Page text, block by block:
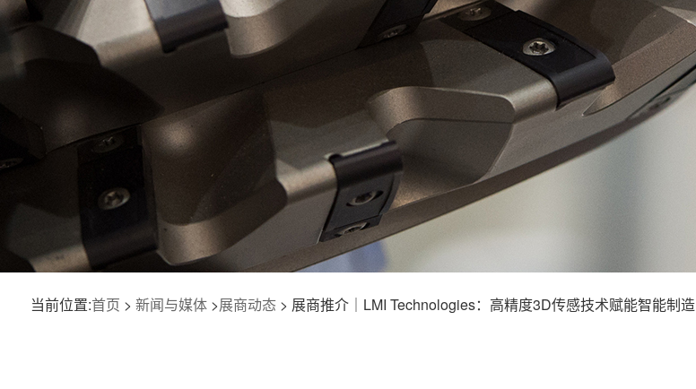
当前位置:首页 > 新闻与媒体>展商动态> 展商推介｜LMI Technologies：高精度3D传感技术赋能智能制造